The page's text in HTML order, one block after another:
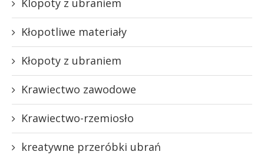
Klopoty z ubraniem
Kłopotliwe materiały
Kłopoty z ubraniem
Krawiectwo zawodowe
Krawiectwo-rzemiosło
kreatywne przeróbki ubrań